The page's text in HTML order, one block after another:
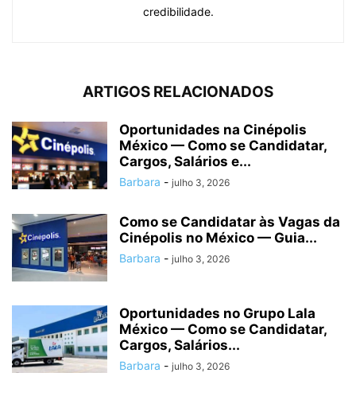
credibilidade.
ARTIGOS RELACIONADOS
Oportunidades na Cinépolis
México — Como se Candidatar,
Cargos, Salários e...
Barbara - julho 3, 2026
Como se Candidatar às Vagas da
Cinépolis no México — Guia...
Barbara - julho 3, 2026
Oportunidades no Grupo Lala
México — Como se Candidatar,
Cargos, Salários...
Barbara - julho 3, 2026